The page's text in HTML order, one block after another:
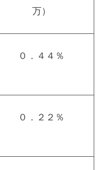
万）
０．４４％
０．２２％